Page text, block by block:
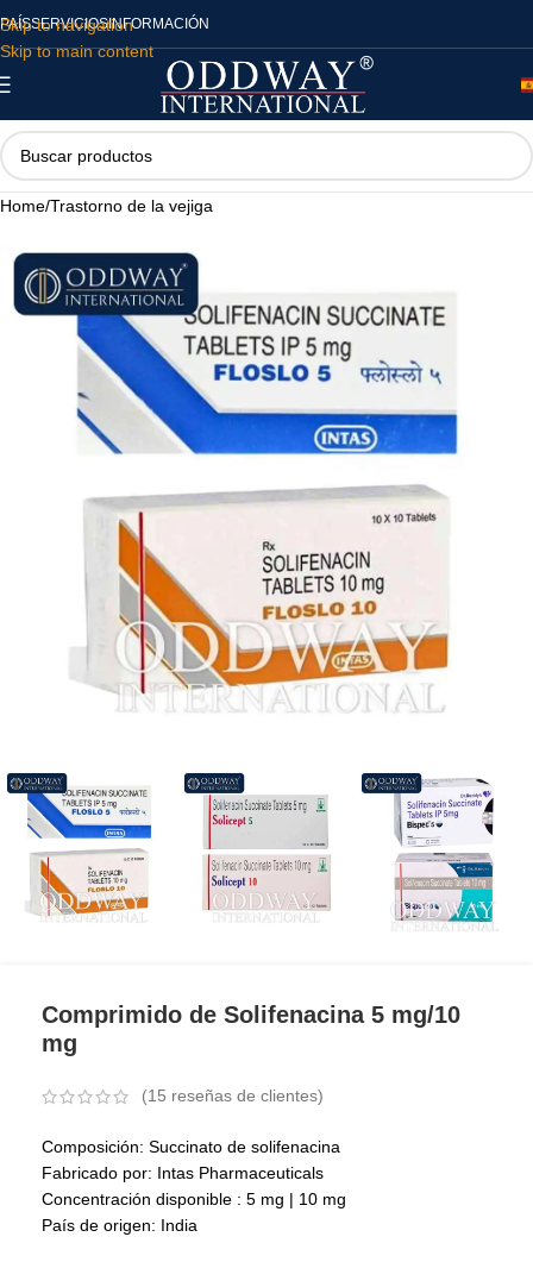
Skip to navigation
Skip to main content
PAÍSSERVICIOSINFORMACIÓN
Home/Trastorno de la vejiga
Comprimido de Solifenacina 5 mg/10
mg
(15 reseñas de clientes)
Composición: Succinato de solifenacina
Fabricado por: Intas Pharmaceuticals
Concentración disponible : 5 mg | 10 mg
País de origen: India